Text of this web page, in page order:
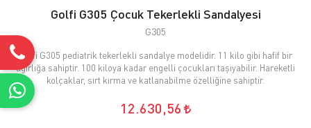
Golfi G305 Çocuk Tekerlekli Sandalyesi
G305
Golfi G305 pediatrik tekerlekli sandalye modelidir. 11 kilo gibi hafif bir
ağırlığa sahiptir. 100 kiloya kadar engelli çocukları taşıyabilir. Hareketli
kolçaklar, sırt kırma ve katlanabilme özelliğine sahiptir.
12.630,56